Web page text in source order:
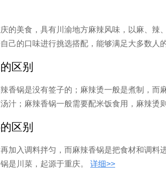
的美食，具有川渝地方麻辣风味，以麻、辣
己的口味进行挑选搭配，能够满足大多数人
区别
香锅是没有签子的；麻辣烫一般是煮制，而
汁；麻辣香锅一般需要配米饭食用，麻辣烫
区别
加入调料拌匀，而麻辣香锅是把食材和调料
是川菜，起源于重庆。
详细>>